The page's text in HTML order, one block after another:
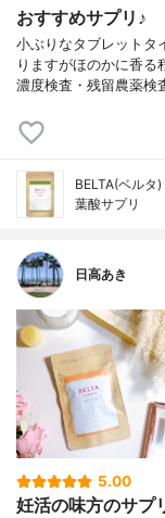
おすすめサプリ♪
小ぶりなタブレットタ
りますがほのかに香
濃度検査・残留農薬検
BELTA(ベルタ)
葉酸サプリ
日高あき
5.00
妊活の味方のサプ